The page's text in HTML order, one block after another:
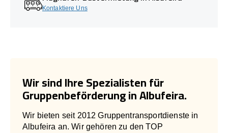
Kontaktiere Uns
Wir sind Ihre Spezialisten für
Gruppenbeförderung in Albufeira.
Wir bieten seit 2012 Gruppentransportdienste in
Albufeira an. Wir gehören zu den TOP